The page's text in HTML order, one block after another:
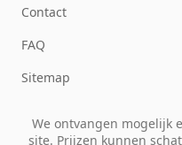
Contact
FAQ
Sitemap
We ontvangen mogelijk
site. Prijzen kunnen